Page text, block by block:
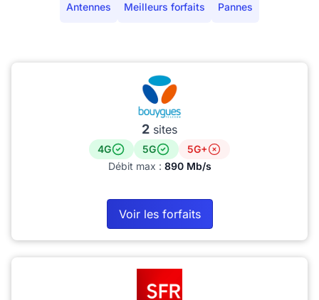
Antennes Meilleurs forfaits Pannes
2 sites
4G 5G
5G+
Débit max : 890 Mb/s
Voir les forfaits